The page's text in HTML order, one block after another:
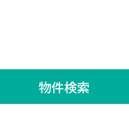
物件検索